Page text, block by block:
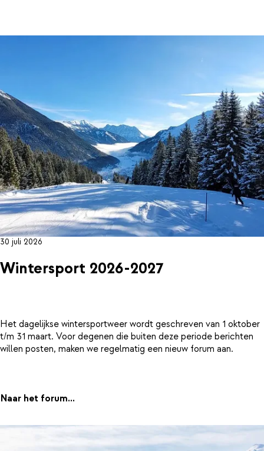
30 juli 2026
Wintersport 2026-2027
Het dagelijkse wintersportweer wordt geschreven van 1 oktober
t/m 31 maart. Voor degenen die buiten deze periode berichten
willen posten, maken we regelmatig een nieuw forum aan.
Naar het forum...